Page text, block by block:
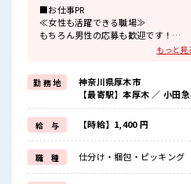
■お仕事PR
≪女性も活躍できる職場≫
もちろん男性の応募も歓迎です！
残業はほとんどナシ！
≪週休2日制≫
週末は家族や友人と一緒にプライベ
≪機能的な制服アリ≫
制服があるので、
毎日の服装の悩み解消♪
≪未経験の方も大カンゲイ≫
新しいことにチャレンジするのは不安
しっかり働く環境が整っています！
もっと見
勤 務 地
神奈川県厚木市
【最寄駅】本厚木 ／ 小田
給 与 【時給】1,400 円
職 種 仕分け・梱包・ピッキング